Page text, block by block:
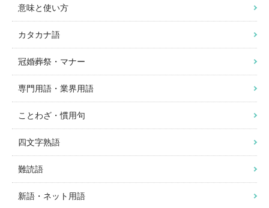
意味と使い方
カタカナ語
冠婚葬祭・マナー
専門用語・業界用語
ことわざ・慣用句
四文字熟語
難読語
新語・ネット用語